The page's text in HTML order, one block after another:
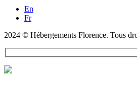
En
Fr
2024 © Hébergements Florence. Tous